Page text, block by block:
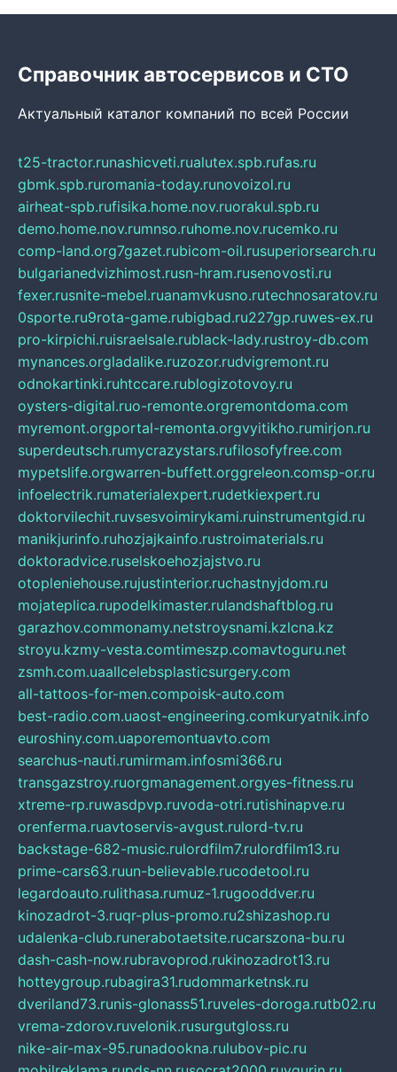
Справочник автосервисов и СТО
Актуальный каталог компаний по всей России
t25-tractor.runashicveti.rualutex.spb.rufas.ru
gbmk.spb.ruromania-today.runovoizol.ru
airheat-spb.rufisika.home.nov.ruorakul.spb.ru
demo.home.nov.rumnso.ruhome.nov.rucemko.ru
comp-land.org7gazet.rubicom-oil.rusuperiorsearch.ru
bulgarianedvizhimost.rusn-hram.rusenovosti.ru
fexer.rusnite-mebel.ruanamvkusno.rutechnosaratov.ru
0sporte.ru9rota-game.rubigbad.ru227gp.ruwes-ex.ru
pro-kirpichi.ruisraelsale.rublack-lady.rustroy-db.com
mynances.orgladalike.ruzozor.rudvigremont.ru
odnokartinki.ruhtccare.rublogizotovoy.ru
oysters-digital.ruo-remonte.orgremontdoma.com
myremont.orgportal-remonta.orgvyitikho.rumirjon.ru
superdeutsch.rumycrazystars.rufilosofyfree.com
mypetslife.orgwarren-buffett.orggreleon.comsp-or.ru
infoelectrik.rumaterialexpert.rudetkiexpert.ru
doktorvilechit.ruvsesvoimirykami.ruinstrumentgid.ru
manikjurinfo.ruhozjajkainfo.rustroimaterials.ru
doktoradvice.ruselskoehozjajstvo.ru
otopleniehouse.rujustinterior.ruchastnyjdom.ru
mojateplica.rupodelkimaster.rulandshaftblog.ru
garazhov.commonamy.netstroysnami.kzlcna.kz
stroyu.kzmy-vesta.comtimeszp.comavtoguru.net
zsmh.com.uaallcelebsplasticsurgery.com
all-tattoos-for-men.compoisk-auto.com
best-radio.com.uaost-engineering.comkuryatnik.info
euroshiny.com.uaporemontuavto.com
searchus-nauti.rumirmam.infosmi366.ru
transgazstroy.ruorgmanagement.orgyes-fitness.ru
xtreme-rp.ruwasdpvp.ruvoda-otri.rutishinapve.ru
orenferma.ruavtoservis-avgust.rulord-tv.ru
backstage-682-music.rulordfilm7.rulordfilm13.ru
prime-cars63.ruun-believable.rucodetool.ru
legardoauto.rulithasa.rumuz-1.rugooddver.ru
kinozadrot-3.ruqr-plus-promo.ru2shizashop.ru
udalenka-club.runerabotaetsite.rucarszona-bu.ru
dash-cash-now.rubravoprod.rukinozadrot13.ru
hotteygroup.rubagira31.rudommarketnsk.ru
dveriland73.runis-glonass51.ruveles-doroga.rutb02.ru
vrema-zdorov.ruvelonik.rusurgutgloss.ru
nike-air-max-95.runadookna.rulubov-pic.ru